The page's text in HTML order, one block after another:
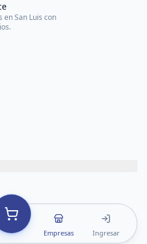
Empresas Ingresar
en San Luis con